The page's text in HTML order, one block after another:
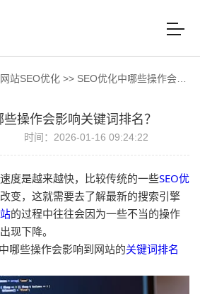
网站SEO优化 >> SEO优化中哪些操作会影响关键词排名？
操作会影响关键词排名？
时间：2026-01-16 09:24:22
度是越来越快，比较传统的一些SEO优
变，这就需要去了解最新的搜索引擎
的过程中往往会因为一些不当的操作
出现下降。
哪些操作会影响到网站的关键词排名